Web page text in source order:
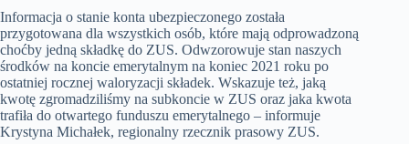
Informacja o stanie konta ubezpieczonego została
przygotowana dla wszystkich osób, które mają odprowadzoną
choćby jedną składkę do ZUS. Odwzorowuje stan naszych
środków na koncie emerytalnym na koniec 2021 roku po
ostatniej rocznej waloryzacji składek. Wskazuje też, jaką
kwotę zgromadziliśmy na subkoncie w ZUS oraz jaka kwota
trafiła do otwartego funduszu emerytalnego – informuje
Krystyna Michałek, regionalny rzecznik prasowy ZUS.